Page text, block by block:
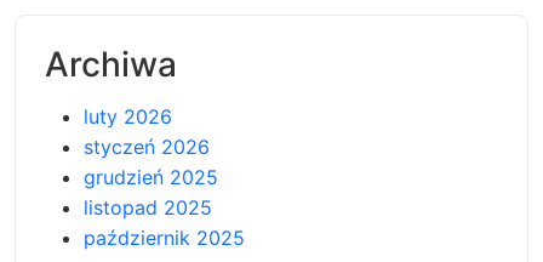
Archiwa
luty 2026
styczeń 2026
grudzień 2025
listopad 2025
październik 2025